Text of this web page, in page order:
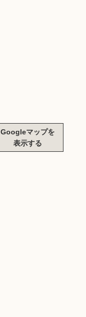
Googleマップを
表示する